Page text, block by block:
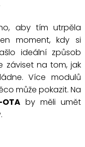
aby tím utrpěla
moment, kdy si
ideální způsob
záviset na tom, jak
Více modulů
může pokazit. Na
by měli umět